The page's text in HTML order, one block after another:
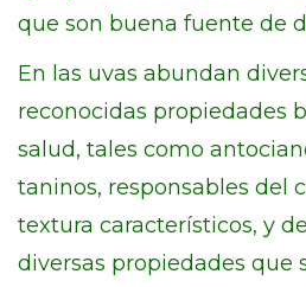
que son buena fuente de
En las uvas abundan
reconocidas propiedades
salud, tales como
taninos, responsables del
textura característicos, y
diversas propiedades que